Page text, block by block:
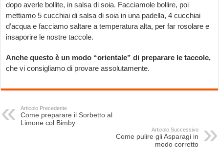
dopo averle bollite, in salsa di soia. Facciamole bollire, poi
mettiamo 5 cucchiai di salsa di soia in una padella, 4 cucchiai
d’acqua e facciamo saltare a temperatura alta, per far rosolare e
insaporire le nostre taccole.
Anche questo è un modo “orientale” di preparare le taccole,
che vi consigliamo di provare assolutamente.
Articolo Precedente
Come preparare il Sorbetto al
Limone col Bimby
Articolo Successivo
Come pulire gli Asparagi in
modo corretto